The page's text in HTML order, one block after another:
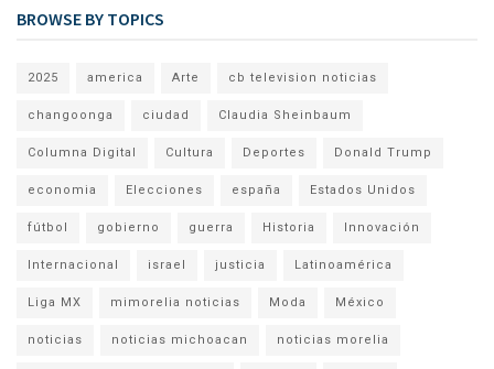
BROWSE BY TOPICS
2025 america Arte cb television noticias
changoonga ciudad Claudia Sheinbaum
Columna Digital Cultura Deportes Donald Trump
economia Elecciones españa Estados Unidos
fútbol gobierno guerra Historia Innovación
Internacional israel justicia Latinoamérica
Liga MX mimorelia noticias Moda México
noticias noticias michoacan noticias morelia